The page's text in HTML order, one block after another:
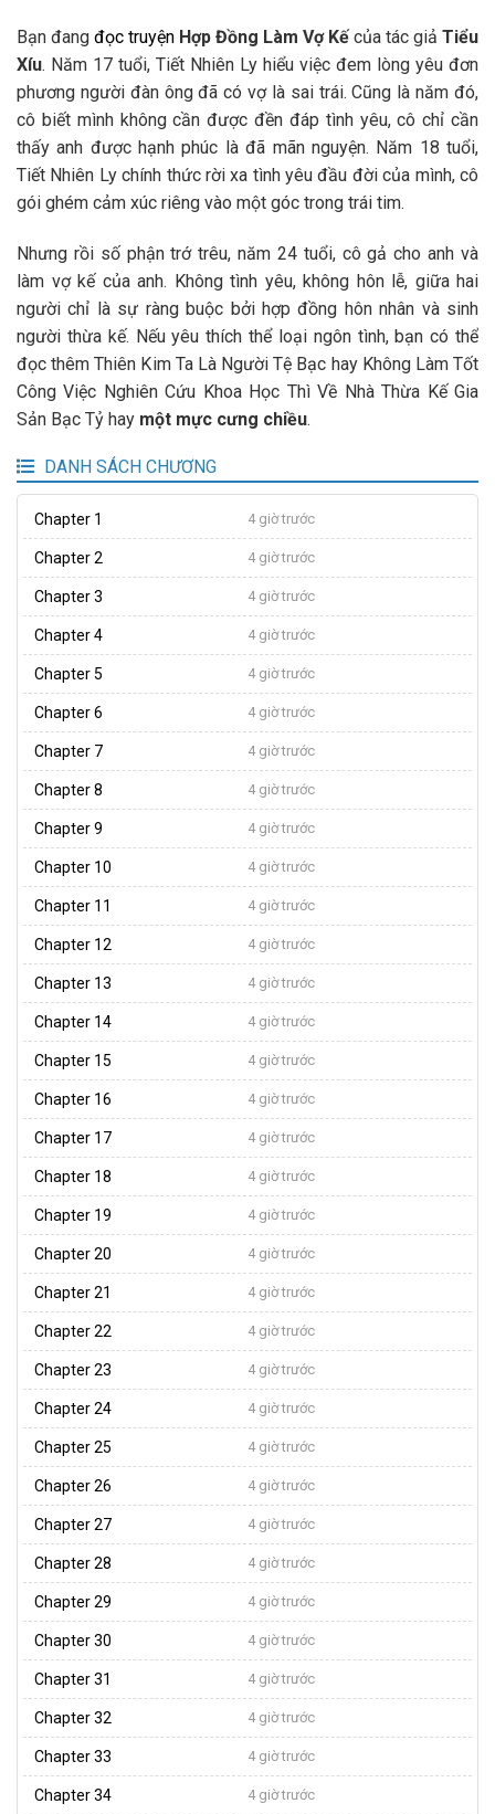
Bạn đang đọc truyện Hợp Đồng Làm Vợ Kế của tác giả Tiểu
Xíu. Năm 17 tuổi, Tiết Nhiên Ly hiểu việc đem lòng yêu đơn
phương người đàn ông đã có vợ là sai trái. Cũng là năm đó,
cô biết mình không cần được đền đáp tình yêu, cô chỉ cần
thấy anh được hạnh phúc là đã mãn nguyện. Năm 18 tuổi,
Tiết Nhiên Ly chính thức rời xa tình yêu đầu đời của mình, cô
gói ghém cảm xúc riêng vào một góc trong trái tim.
Nhưng rồi số phận trớ trêu, năm 24 tuổi, cô gả cho anh và
làm vợ kế của anh. Không tình yêu, không hôn lễ, giữa hai
người chỉ là sự ràng buộc bởi hợp đồng hôn nhân và sinh
người thừa kế. Nếu yêu thích thể loại ngôn tình, bạn có thể
đọc thêm Thiên Kim Ta Là Người Tệ Bạc hay Không Làm Tốt
Công Việc Nghiên Cứu Khoa Học Thì Về Nhà Thừa Kế Gia
Sản Bạc Tỷ hay một mực cưng chiều.
DANH SÁCH CHƯƠNG
Chapter 1 4 giờ trước
Chapter 2 4 giờ trước
Chapter 3 4 giờ trước
Chapter 4 4 giờ trước
Chapter 5 4 giờ trước
Chapter 6 4 giờ trước
Chapter 7 4 giờ trước
Chapter 8 4 giờ trước
Chapter 9 4 giờ trước
Chapter 10 4 giờ trước
Chapter 11 4 giờ trước
Chapter 12 4 giờ trước
Chapter 13 4 giờ trước
Chapter 14 4 giờ trước
Chapter 15 4 giờ trước
Chapter 16 4 giờ trước
Chapter 17 4 giờ trước
Chapter 18 4 giờ trước
Chapter 19 4 giờ trước
Chapter 20 4 giờ trước
Chapter 21 4 giờ trước
Chapter 22 4 giờ trước
Chapter 23 4 giờ trước
Chapter 24 4 giờ trước
Chapter 25 4 giờ trước
Chapter 26 4 giờ trước
Chapter 27 4 giờ trước
Chapter 28 4 giờ trước
Chapter 29 4 giờ trước
Chapter 30 4 giờ trước
Chapter 31 4 giờ trước
Chapter 32 4 giờ trước
Chapter 33 4 giờ trước
Chapter 34 4 giờ trước